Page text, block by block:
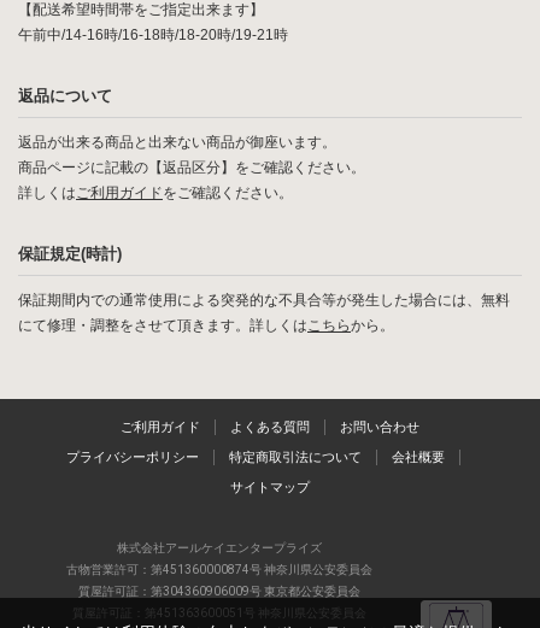
【配送希望時間帯をご指定出来ます】
午前中/14-16時/16-18時/18-20時/19-21時
返品について
返品が出来る商品と出来ない商品が御座います。
商品ページに記載の【返品区分】をご確認ください。
詳しくはご利用ガイドをご確認ください。
保証規定(時計)
保証期間内での通常使用による突発的な不具合等が発生した場合には、無料
にて修理・調整をさせて頂きます。詳しくはこちらから。
ご利用ガイド よくある質問 お問い合わせ
プライバシーポリシー 特定商取引法について 会社概要
サイトマップ
株式会社アールケイエンタープライズ
古物営業許可：第451360000874号 神奈川県公安委員会
質屋許可証：第304360906009号 東京都公安委員会
質屋許可証：第451363600051号 神奈川県公安委員会